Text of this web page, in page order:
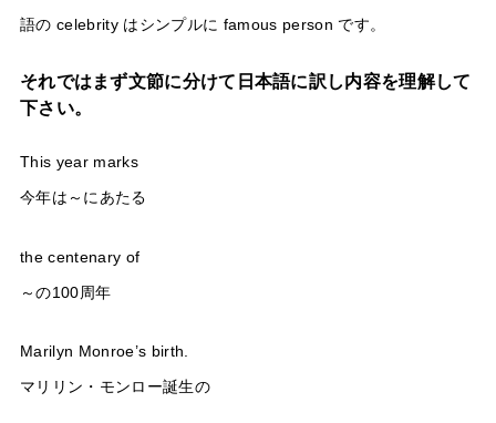
語の celebrity はシンプルに famous person です。
それではまず文節に分けて日本語に訳し内容を理解して
下さい。
This year marks
今年は～にあたる
the centenary of
～の100周年
Marilyn Monroe’s birth.
マリリン・モンロー誕生の